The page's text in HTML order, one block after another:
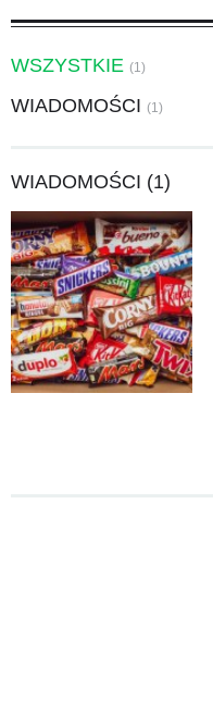
WSZYSTKIE (1)
WIADOMOŚCI (1)
WIADOMOŚCI (1)